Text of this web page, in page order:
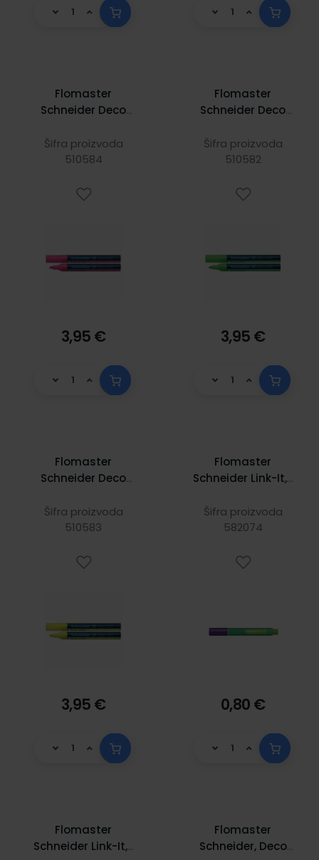
Flomaster
Schneider Deco
tekuća kreda 2-3
mm rozi S126509
Šifra proizvoda
510584
3,95 €
Flomaster
Schneider Deco
tekuća kreda 2-3
mm svijetlozeleni
Šifra proizvoda
510582
3,95 €
Flomaster
Schneider Deco
tekuća kreda 2-3
mm žuti S126505
Šifra proizvoda
510583
3,95 €
Flomaster
Schneider Link-It, 1
Šifra proizvoda
582074
0,80 €
Flomaster
Schneider Link-It, 1
Flomaster
Schneider, Deco